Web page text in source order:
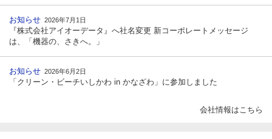
お知らせ 2026年7月1日
『株式会社アイオーデータ』へ社名変更 新コーポレートメッセージ
は、「機器の、さきへ。」
お知らせ 2026年6月2日
「クリーン・ビーチいしかわ in かなざわ」に参加しました
会社情報はこちら